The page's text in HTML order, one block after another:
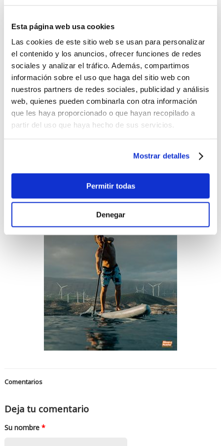
Esta página web usa cookies
Las cookies de este sitio web se usan para personalizar
el contenido y los anuncios, ofrecer funciones de redes
sociales y analizar el tráfico. Además, compartimos
información sobre el uso que haga del sitio web con
nuestros partners de redes sociales, publicidad y análisis
web, quienes pueden combinarla con otra información
que les haya proporcionado o que hayan recopilado a
partir del uso que haya hecho de sus servicios.
Mostrar detalles
Permitir todas
Denegar
Un leash telefónico
Aquí tienes un video presentación de la nueva gama Duotone
Acepta las cookies de preferenciapara ver este contenido
Más imágenes
Comentarios
Deja tu comentario
Su nombre *